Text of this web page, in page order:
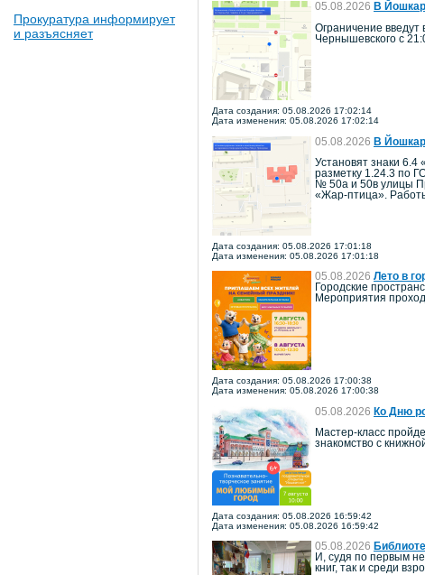
Прокуратура информирует
и разъясняет
05.08.2026 В
Ограничение введут
Чернышевского с
Дата создания: 05.08.2026 17:02:14
Дата изменения: 05.08.2026 17:02:14
05.08.2026 В
Установят знаки 6.4
разметку 1.24.3 по
№ 50а и 50в улицы
«Жар-птица».
Дата создания: 05.08.2026 17:01:18
Дата изменения: 05.08.2026 17:01:18
05.08.2026 Лето в
Городские
Мероприятия
Дата создания: 05.08.2026 17:00:38
Дата изменения: 05.08.2026 17:00:38
05.08.2026 Ко Дню
Мастер-класс
знакомство с
Дата создания: 05.08.2026 16:59:42
Дата изменения: 05.08.2026 16:59:42
05.08.2026
И, судя по первым
книг, так и среди